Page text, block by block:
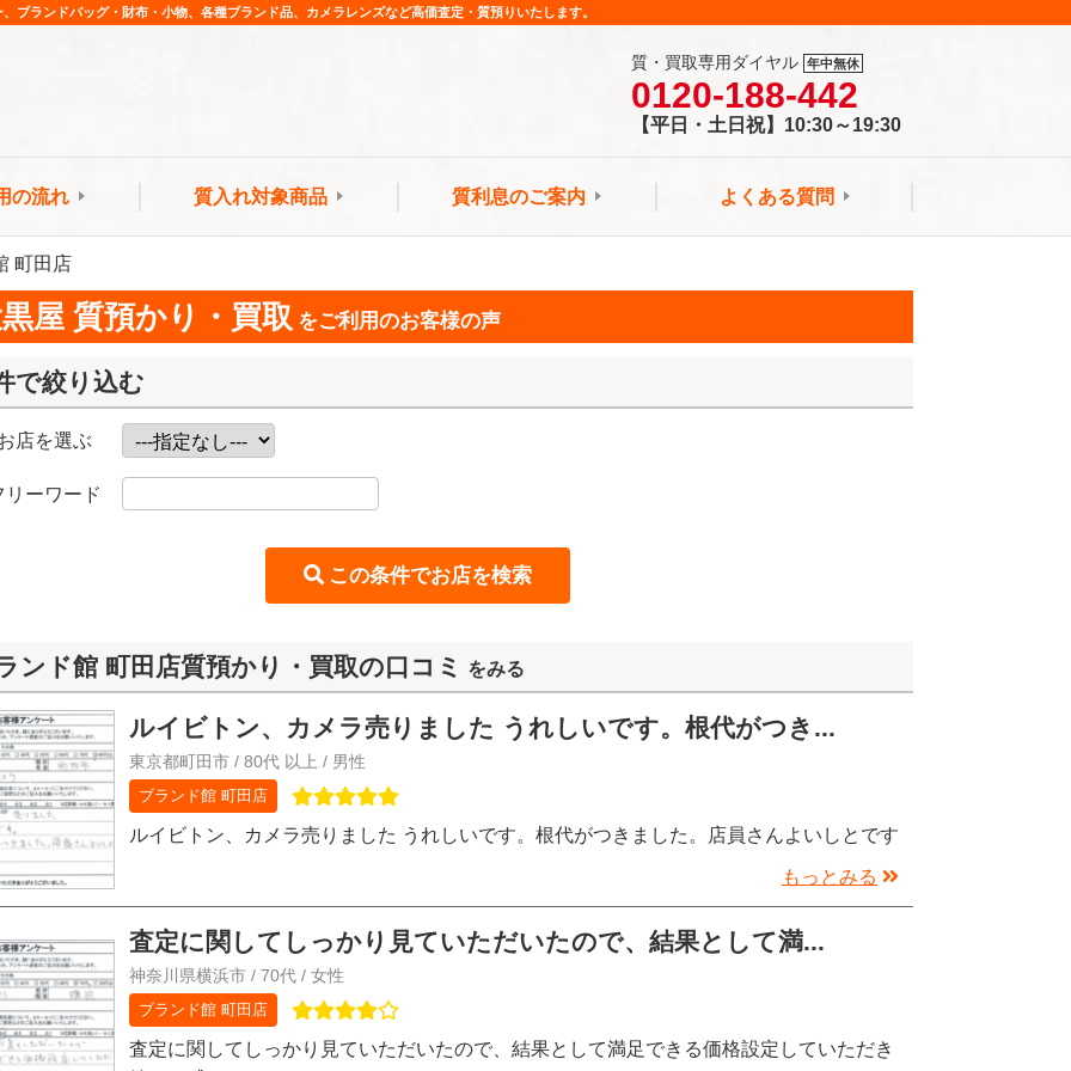
ブランドバッグ・財布・小物、各種ブランド品、カメラレンズなど高価査定・質預りいたします。
質・買取専用ダイヤル 年中無休
0120-188-442
【平日・土日祝】10:30～19:30
の流れ 質入れ対象商品 質利息のご案内 よくある質問
町田店
屋 質預かり・買取 をご利用のお客様の声
で絞り込む
店を選ぶ
リーワード
ンド館 町田店質預かり・買取の口コミ をみる
ルイビトン、カメラ売りました うれしいです。根代がつき...
東京都町田市 / 80代 以上 / 男性
ブランド館 町田店
ルイビトン、カメラ売りました うれしいです。根代がつきました。店員さんよいしとです
もっとみる
査定に関してしっかり見ていただいたので、結果として満...
神奈川県横浜市 / 70代 / 女性
ブランド館 町田店
査定に関してしっかり見ていただいたので、結果として満足できる価格設定していただき